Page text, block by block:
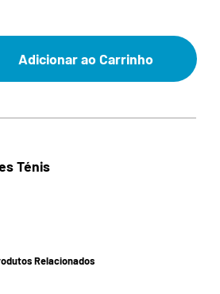
Adicionar ao Carrinho
Ténis
Relacionados